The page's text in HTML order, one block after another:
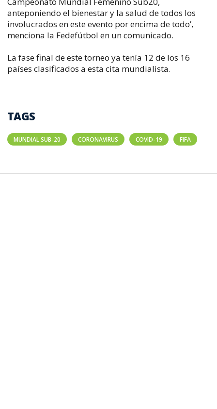
anteponiendo el bienestar y la salud de todos los
involucrados en este evento por encima de todo’,
menciona la Fedefútbol en un comunicado.
La fase final de este torneo ya tenía 12 de los 16
países clasificados a esta cita mundialista.
TAGS
MUNDIAL SUB-20 CORONAVIRUS COVID-19 FIFA